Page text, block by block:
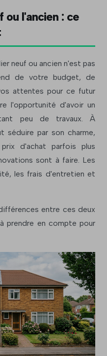
ou l'ancien : ce
neuf ou ancien n'est pas
de votre budget, de
attentes pour ce futur
l'opportunité d'avoir un
peu de travaux. À
séduire par son charme,
d'achat parfois plus
sont à faire. Les
les frais d'entretien et
entre ces deux
prendre en compte pour